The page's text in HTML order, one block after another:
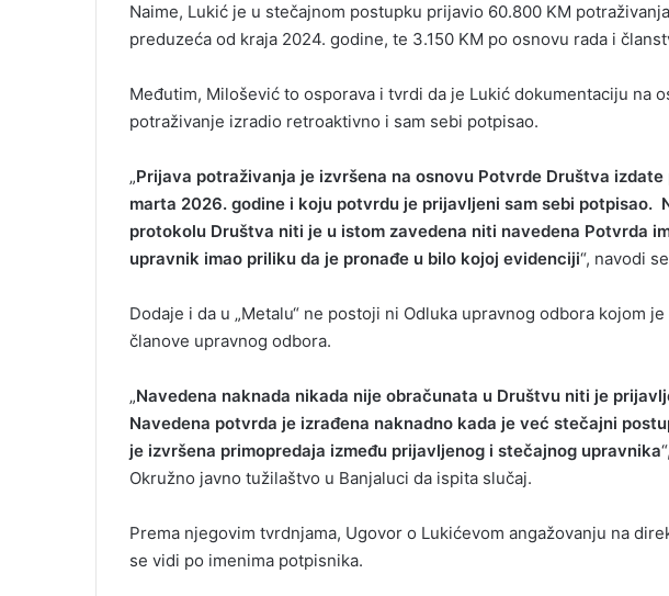
Naime, Lukić je u stečajnom postupku prijavio 60.800 KM
preduzeća od kraja 2024. godine, te 3.150 KM po osnovu rada i
Međutim, Milošević to osporava i tvrdi da je Lukić dokumentaciju na
potraživanje izradio retroaktivno i sam sebi potpisao.
„Prijava potraživanja je izvršena na osnovu Potvrde Društva izdate
marta 2026. godine i koju potvrdu je prijavljeni sam sebi potpisao.
protokolu Društva niti je u istom zavedena niti navedena Potvrda
upravnik imao priliku da je pronađe u bilo kojoj evidenciji“, navodi
Dodaje i da u „Metalu“ ne postoji ni Odluka upravnog odbora kojom
članove upravnog odbora.
„Navedena naknada nikada nije obračunata u Društvu niti je
Navedena potvrda je izrađena naknadno kada je već stečajni
je izvršena primopredaja između prijavljenog i stečajnog upravnika
Okružno javno tužilaštvo u Banjaluci da ispita slučaj.
Prema njegovim tvrdnjama, Ugovor o Lukićevom angažovanju na
se vidi po imenima potpisnika.